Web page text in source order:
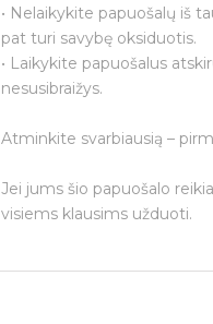
• Nelaikykite papuošalų iš
pat turi savybę oksiduotis.
• Laikykite papuošalus
nesusibraižys.
Atminkite svarbiausią –
Jei jums šio papuošalo
visiems klausims užduoti.